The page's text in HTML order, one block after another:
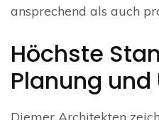
ansprechend als auch
Höchste
Planung